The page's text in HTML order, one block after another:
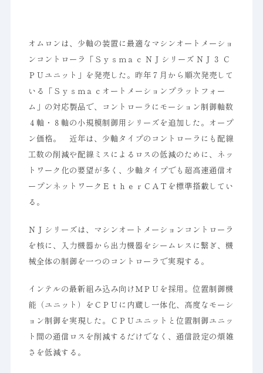
オムロンは、少軸の装置に最適なマシンオートメーショ
ンコントローラ「Ｓｙｓｍａｃ ＮＪシリーズ ＮＪ３ Ｃ
ＰＵユニット」を発売した。昨年７月から順次発売して
いる「Ｓｙｓｍａｃオートメーションプラットフォー
ム」の対応製品で、コントローラにモーション制御軸数
４軸・８軸の小規模制御用シリーズを追加した。オープ
ン価格。 近年は、少軸タイプのコントローラにも配線
工数の削減や配線ミスによるロスの低減のために、ネッ
トワーク化の要望が多く、少軸タイプでも超高速通信オ
ープンネットワークＥｔｈｅｒＣＡＴを標準搭載してい
る。
ＮＪシリーズは、マシンオートメーションコントローラ
を核に、入力機器から出力機器をシームレスに繋ぎ、機
械全体の制御を一つのコントローラで実現する。
インテルの最新組み込み向けＭＰＵを採用。位置制御機
能（ユニット）をＣＰＵに内蔵し一体化、高度なモーシ
ョン制御を実現した。ＣＰＵユニットと位置制御ユニッ
ト間の通信ロスを削減するだけでなく、通信設定の煩雑
さを低減する。